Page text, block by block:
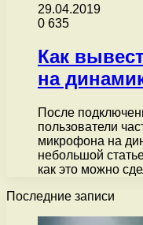
29.04.2019
0 635
Как
на
После
пользователи
микрофона на
небольшой
как это можно
Последние записи